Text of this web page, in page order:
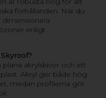
förhållanden. När du
dimensionera
enligt
akrylskivor och ett
Akryl ger både hög
medan profilerna gör